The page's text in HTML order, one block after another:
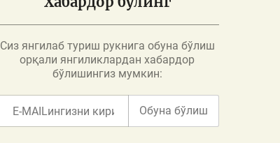
Сиз янгилаб туриш рукнига обуна бўлиш
орқали янгиликлардан хабардор
бўлишингиз мумкин:
Обуна бўлиш